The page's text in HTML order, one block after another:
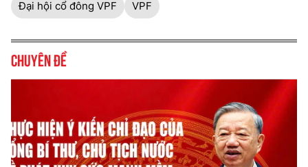
Đại hội cổ đông VPF
VPF
Chuyên đề